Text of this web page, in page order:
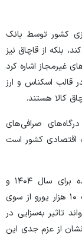
کشور توسط بانک
بلکه از قاچاق نیز
غیرمجاز اشاره کرد
قالب اسکناس و ارز
کالا هستند.
صرافی‌های
اقتصادی کشور است
حذف ۳۵۰ میلیون حساب بانکی برنامه‌ریزی شده برای سال ۱۴۰۴ و
همچنین اصلاحیه اخیر درباره نگهداری ارز تا سقف ۱۰ هزار یورو از سوی
تاثیر به‌سزایی در
از عزم جدی این